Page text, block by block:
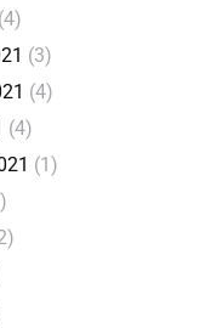
(4)
(3)
(4)
(4)
(1)